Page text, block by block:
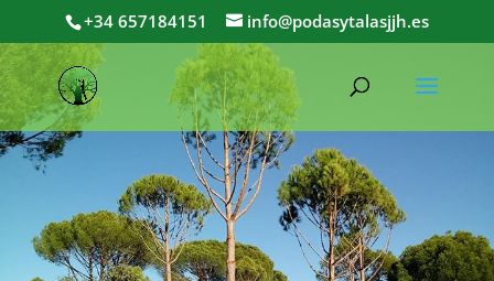
+34 657184151 info@podasytalasjjh.es